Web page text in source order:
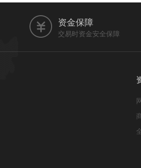
资金保障
交易时资金安全保障